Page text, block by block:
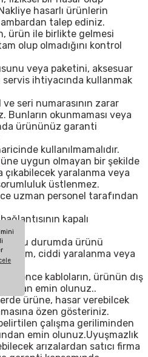
hasarlı ürünlerin
talep ediniz.
ürün ile birlikte gelmesi
olup olmadığını kontrol
veya paketini, aksesuar
ihtiyacında kullanmak
seri numarasının zarar
Bunların okunmaması veya
ürününüz garanti
kullanılmamalıdır.
uygun olmayan bir şekilde
çıkabilecek yaralanma veya
üstlenmez.
uzman personel tarafından
kapalı
durumda ürünü
ölüm, ciddi yaralanma veya
önce kabloların, ürünün dış
emin olunuz..
ürüne, hasar verebilcek
özen gösteriniz.
çalışma geriliminden
emin olunuz.Uyuşmazlık
arızalardan satıcı firma